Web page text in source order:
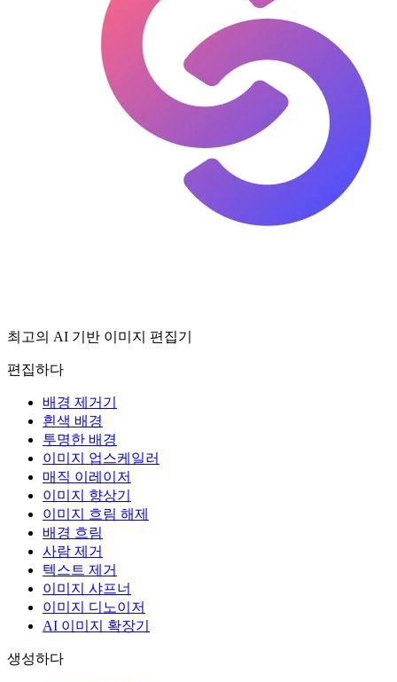
최고의 AI 기반 이미지 편집기
편집하다
배경 제거기
흰색 배경
투명한 배경
이미지 업스케일러
매직 이레이저
이미지 향상기
이미지 흐림 해제
배경 흐림
사람 제거
텍스트 제거
이미지 샤프너
이미지 디노이저
AI 이미지 확장기
생성하다